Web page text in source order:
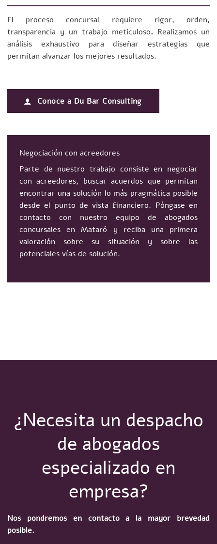
El proceso concursal requiere rigor, orden,
transparencia y un trabajo meticuloso. Realizamos un
análisis exhaustivo para diseñar estrategias que
permitan alvanzar los mejores resultados.
Conoce a Du Bar Consulting
Negociación con acreedores
Parte de nuestro trabajo consiste en negociar
con acreedores, buscar acuerdos que permitan
encontrar una solución lo más pragmática posible
desde el punto de vista financiero. Póngase en
contacto con nuestro equipo de abogados
concursales en Mataró y reciba una primera
valoración sobre su situación y sobre las
potenciales vías de solución.
¿Necesita un despacho
de abogados
especializado en
empresa?
Nos pondremos en contacto a la mayor brevedad
posible.